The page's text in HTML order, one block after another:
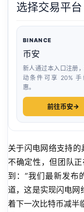
选择交易平台
BINANCE
币安
新人通过本入口注册
动条件可享 20% 手
惠。
前往币安→
关于闪电网络支持
不确定性，但团队
到：”我们最新发布
道，这是实现闪电
着下一次比特币减半